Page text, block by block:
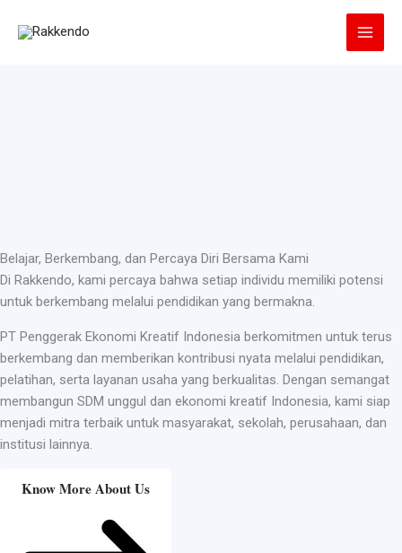
Belajar, Berkembang, dan Percaya Diri Bersama Kami
Di Rakkendo, kami percaya bahwa setiap individu memiliki potensi
untuk berkembang melalui pendidikan yang bermakna.
PT Penggerak Ekonomi Kreatif Indonesia berkomitmen untuk terus
berkembang dan memberikan kontribusi nyata melalui pendidikan,
pelatihan, serta layanan usaha yang berkualitas. Dengan semangat
membangun SDM unggul dan ekonomi kreatif Indonesia, kami siap
menjadi mitra terbaik untuk masyarakat, sekolah, perusahaan, dan
institusi lainnya.
Know More About Us